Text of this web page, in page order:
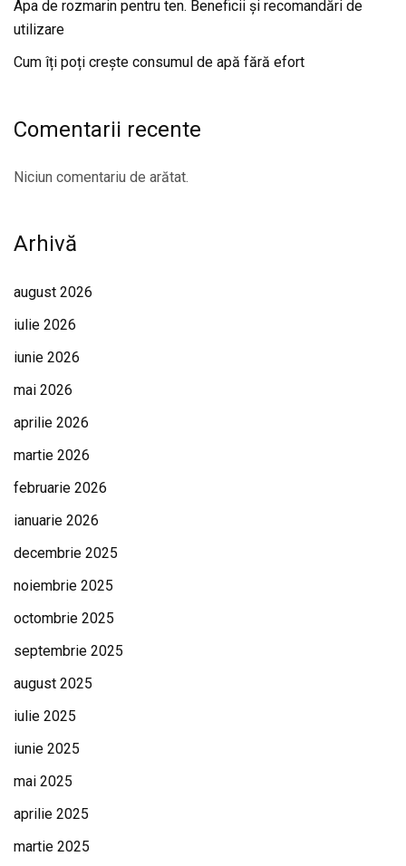
Apa de rozmarin pentru ten. Beneficii și recomandări de
utilizare
Cum îți poți crește consumul de apă fără efort
Comentarii recente
Niciun comentariu de arătat.
Arhivă
august 2026
iulie 2026
iunie 2026
mai 2026
aprilie 2026
martie 2026
februarie 2026
ianuarie 2026
decembrie 2025
noiembrie 2025
octombrie 2025
septembrie 2025
august 2025
iulie 2025
iunie 2025
mai 2025
aprilie 2025
martie 2025